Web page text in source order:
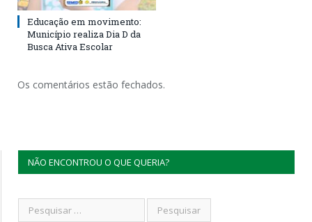
Educação em movimento:
Município realiza Dia D da
Busca Ativa Escolar
Os comentários estão fechados.
NÃO ENCONTROU O QUE QUERIA?